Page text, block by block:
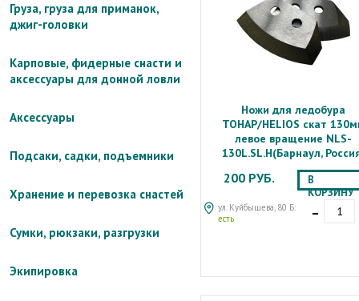
Груза, груза для приманок,
джиг-головки
Карповые, фидерные снасти и
аксессуары для донной ловли
Аксессуары
Подсаки, садки, подъемники
Хранение и перевозка снастей
Сумки, рюкзаки, разгрузки
Экипировка
Ножи для ледобура
ТОНАР/HELIOS скат
левое вращение NLS-
130L.SL.H(Барнаул,
200 РУБ.
ул. Куйбышева, 80 Б:
есть
В
КОРЗИНУ
-